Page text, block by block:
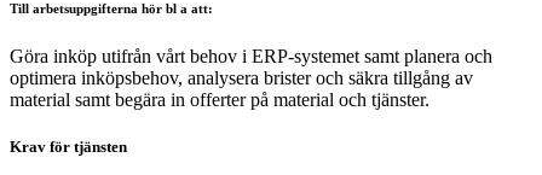
Till arbetsuppgifterna hör bl a att:
Göra inköp utifrån vårt behov i ERP-systemet samt planera och
optimera inköpsbehov, analysera brister och säkra tillgång av
material samt begära in offerter på material och tjänster.
Krav för tjänsten